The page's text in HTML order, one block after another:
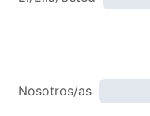
Nosotros/as